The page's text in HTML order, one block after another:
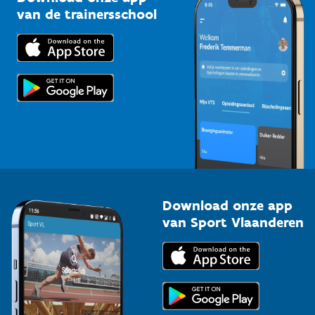
Bedrijven
Trainers en begeleiders
Topsporters
Downloads
Voor de pers
van de trainersschool
Download onze app
van Sport Vlaanderen